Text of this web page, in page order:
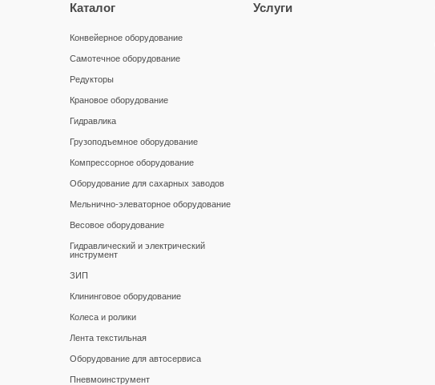
Каталог
Конвейерное оборудование
Самотечное оборудование
Редукторы
Крановое оборудование
Гидравлика
Грузоподъемное оборудование
Компрессорное оборудование
Оборудование для сахарных заводов
Мельнично-элеваторное оборудование
Весовое оборудование
Гидравлический и электрический
инструмент
ЗИП
Клининговое оборудование
Колеса и ролики
Лента текстильная
Оборудование для автосервиса
Пневмоинструмент
Услуги